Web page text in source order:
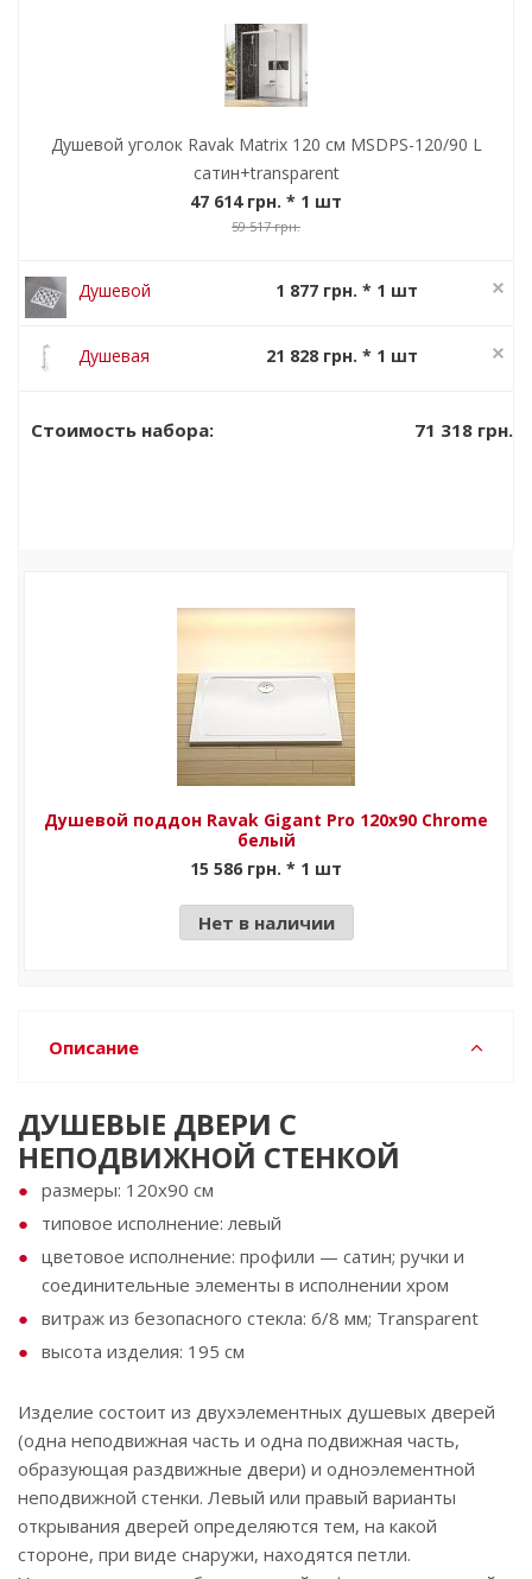
Душевой уголок Ravak Matrix 120 см MSDPS-120/90 L
сатин+transparent
47 614 грн. * 1 шт
59 517 грн.
Душевой
SN 501
1 877 грн. * 1 шт
Душевая
093.00/150
21 828 грн. * 1 шт
Стоимость набора: 71 318 грн.
Душевой поддон Ravak Gigant Pro 120x90 Chrome
белый
15 586 грн. * 1 шт
Нет в наличии
Описание
ДУШЕВЫЕ ДВЕРИ С
НЕПОДВИЖНОЙ СТЕНКОЙ
размеры: 120x90 cм
типовое исполнение: левый
цветовое исполнение: профили — сатин; ручки и
соединительные элементы в исполнении хром
витраж из безопасного стекла: 6/8 мм; Transparent
высота изделия: 195 см
Изделие состоит из двухэлементных душевых дверей
(одна неподвижная часть и одна подвижная часть,
образующая раздвижные двери) и одноэлементной
неподвижной стенки. Левый или правый варианты
открывания дверей определяются тем, на какой
стороне, при виде снаружи, находятся петли.